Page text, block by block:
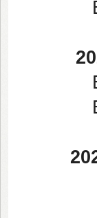
Edital
Edital
Edital
Edital